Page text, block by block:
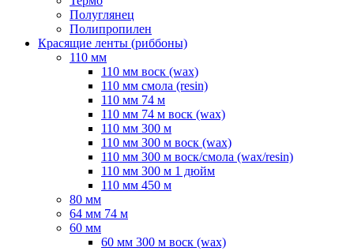
Полуглянец
Полипропилен
Красящие ленты (риббоны)
110 мм
110 мм воск (wax)
110 мм смола (resin)
110 мм 74 м
110 мм 74 м воск (wax)
110 мм 300 м
110 мм 300 м воск (wax)
110 мм 300 м воск/смола (wax/resin)
110 мм 300 м 1 дюйм
110 мм 450 м
80 мм
64 мм 74 м
60 мм
60 мм 300 м воск (wax)